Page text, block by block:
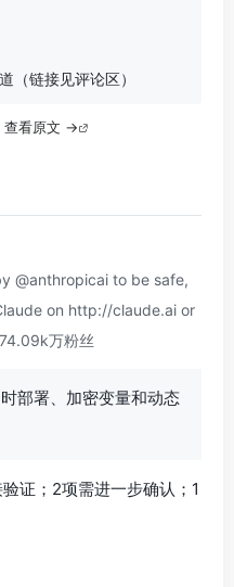
（链接见评论区）
查看原文 →
@anthropicai to be safe,
on http://claude.ai or
万粉丝
部署、加密变量和动态
证；2项需进一步确认；1